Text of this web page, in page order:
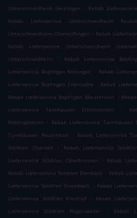
Unterschneidheim Geislingen
. Kebab
Kebab Lieferservice Unterschneidheim
Unterschneidheim Oberwilflingen . Kebab
Kebab Lieferservice Unterschneidheim
Unterschneidheim
. Kebab Lieferservice
Lieferservice Bopfingen Kerkingen
. Kebab
Lieferservice Bopfingen Edelmühle . Kebab
Kebab Lieferservice Bopfingen Meisterstall
.
Lieferservice Tannhausen Ellrichsbronn
.
Rühlingstetten
. Kebab Lieferservice Tannhausen
Tannhausen Raustetten
. Kebab Lieferservice
Stödtlen Oberzell
. Kebab Lieferservice
Lieferservice Stödtlen Oberbronnen
. Kebab
Kebab Lieferservice Stödtlen Dambach . Kebab
Lieferservice Stödtlen Strambach
. Kebab
Lieferservice Stödtlen Kreuthof
. Kebab
Lieferservice Stödtlen Regelsweiler
. Kebab